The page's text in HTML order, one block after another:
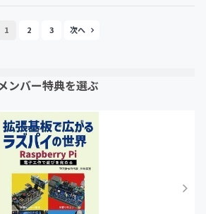
1 2 3
ンバー特典を選ぶ